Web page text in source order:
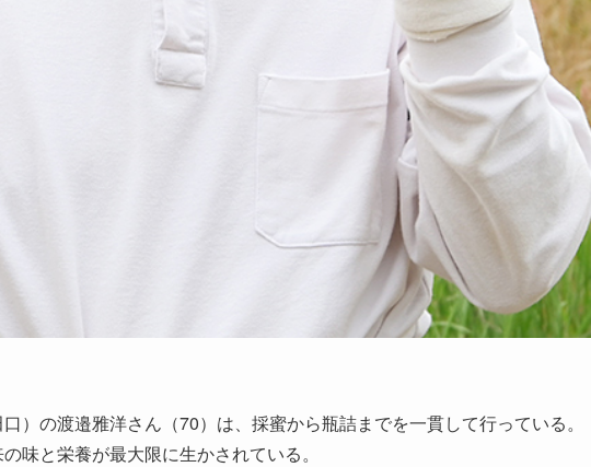
）の渡邉雅洋さん（70）は、採蜜から瓶詰までを一貫して行っている。
味と栄養が最大限に生かされている。